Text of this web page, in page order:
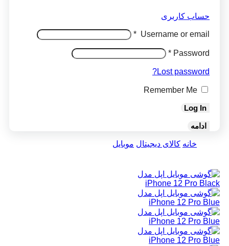
حساب کاربری
Username or email
*
Password
*
Lost password?
Remember Me
Log In
ادامه
خانه کالای دیجیتال موبایل